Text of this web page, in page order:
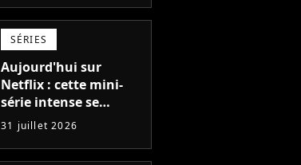
SÉRIES
Aujourd'hui sur
Netflix : cette mini-
série intense se
regarde en une seule
après-midi
31 juillet 2026